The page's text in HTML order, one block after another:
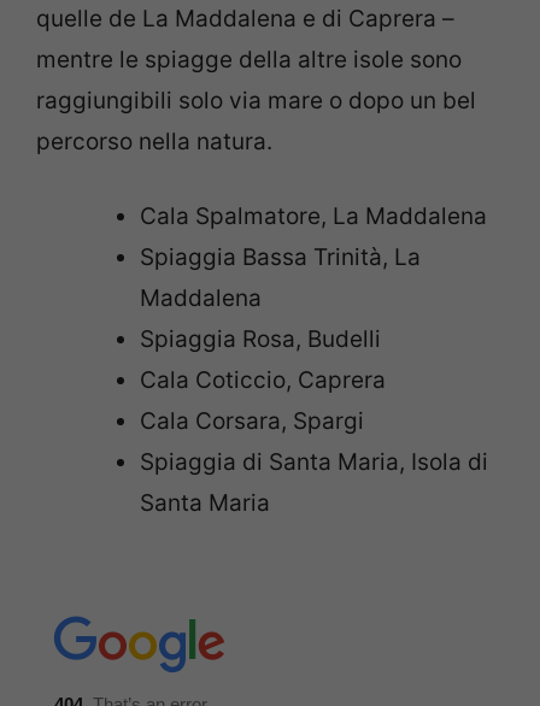
quelle de La Maddalena e di Caprera –
mentre le spiagge della altre isole sono
raggiungibili solo via mare o dopo un bel
percorso nella natura.
Cala Spalmatore, La Maddalena
Spiaggia Bassa Trinità, La
Maddalena
Spiaggia Rosa, Budelli
Cala Coticcio, Caprera
Cala Corsara, Spargi
Spiaggia di Santa Maria, Isola di
Santa Maria